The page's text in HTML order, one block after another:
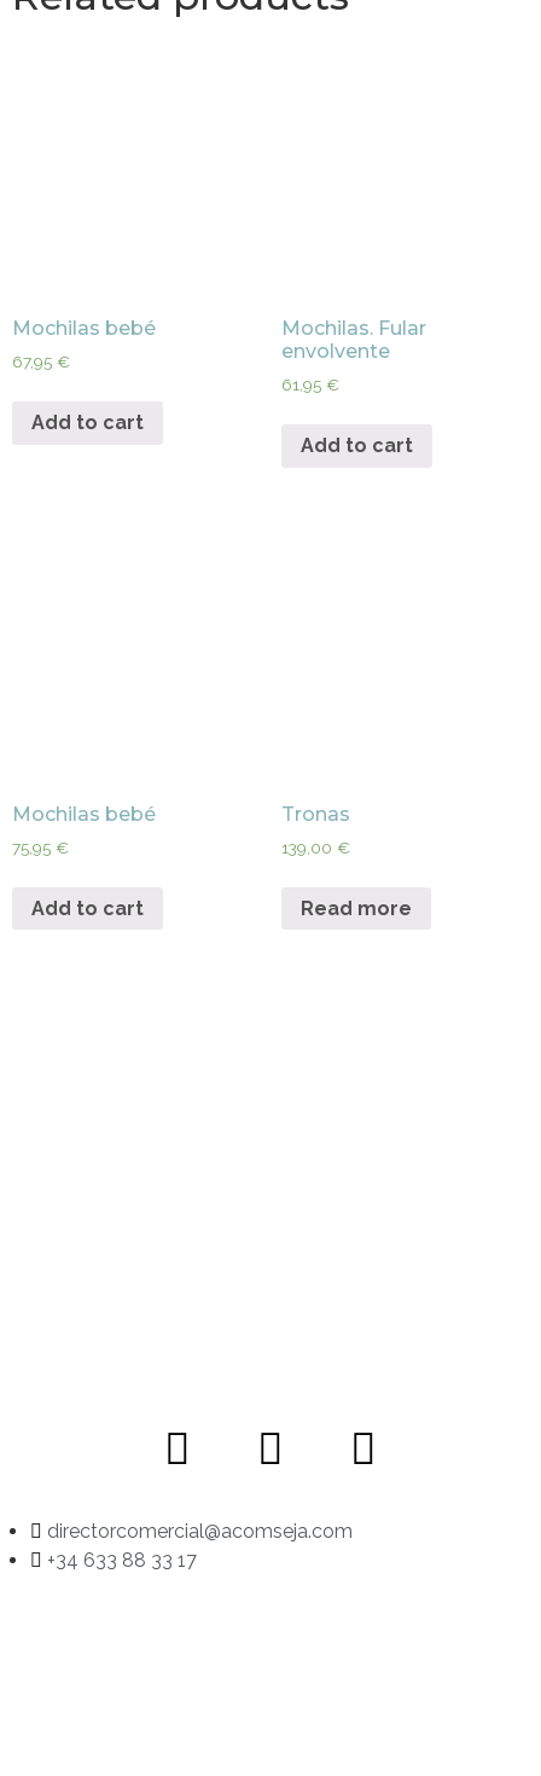
Mochilas bebé
67,95 €
Add to cart
Mochilas. Fular
envolvente
61,95 €
Add to cart
Mochilas bebé
75,95 €
Add to cart
Tronas
139,00 €
Read more
directorcomercial@acomseja.com
+34 633 88 33 17